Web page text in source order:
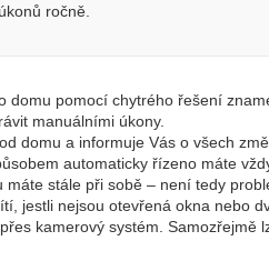
ročně.
domu pomocí chytrého řešení
manuálními úkony.
domu a informuje Vás o všech
automaticky řízeno máte
máte stále při sobě – není tedy
jestli nejsou otevřená okna nebo
kamerový systém. Samozřejmě